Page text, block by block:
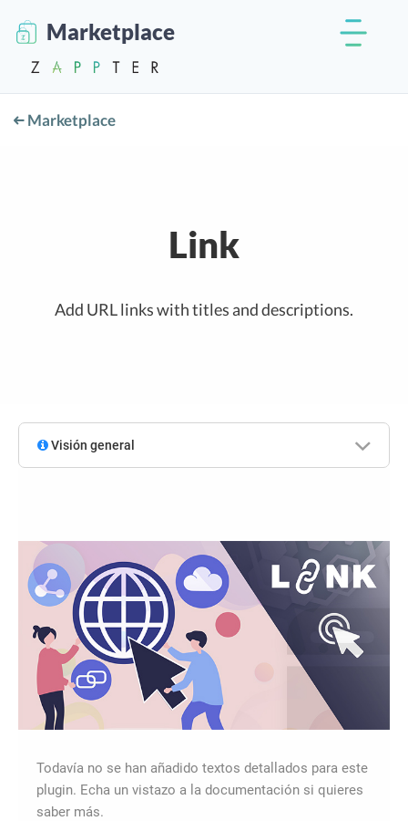
Marketplace
Marketplace
Link
Add URL links with titles and descriptions.
Visión general
Todavía no se han añadido textos detallados para este
plugin. Echa un vistazo a la documentación si quieres
saber más.